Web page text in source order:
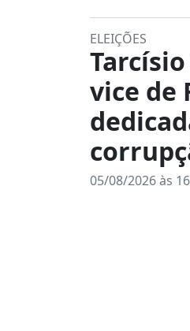
ELEIÇÕES
vice de
05/08/2026 às